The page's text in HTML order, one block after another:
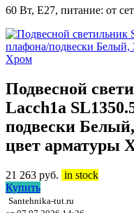
60 Вт, E27, питание: от
Подвесной
Lacch1a
подвески
цвет арматуры
21 263 руб. in stock
Купить
Santehnika-tut.ru